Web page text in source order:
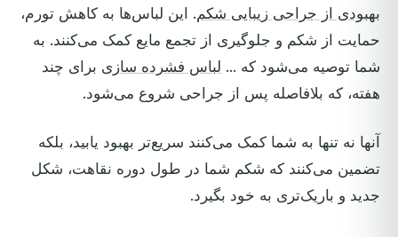
بهبودی از جراحی زیبایی شکم. این لباس‌ها به کاهش تورم،
حمایت از شکم و جلوگیری از تجمع مایع کمک می‌کنند. به
شما توصیه می‌شود که ... لباس فشرده سازی برای چند
هفته، که بلافاصله پس از جراحی شروع می‌شود.
آنها نه تنها به شما کمک می‌کنند سریع‌تر بهبود یابید، بلکه
تضمین می‌کنند که شکم شما در طول دوره نقاهت، شکل
جدید و باریک‌تری به خود بگیرد.